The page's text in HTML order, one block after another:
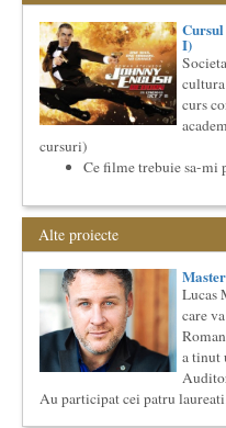
Cursul de Lingvistica (anul
Societatea Muzicala
lingvistica. Este un curs
academ...
Cursul de Filosofie a vietii
Societatea Muzicala
cotidiene, de nivel academic,
semestre),...
Cursul de Arta universala:
Societatea Muzicala
"Marile capodopere ale
con...
O bucatarie ca-n filme
Carte – Film – Mancare
ca-n filme, Scenotopul
Precizari legate de
Cultura universala
Am primit multe intrebari
aceste cursuri de Cultura
I)
curs
cursuri)
Ce filme trebuie sa-mi
Alte proiecte
Lucas
care
a tinut
Au participat cei patru